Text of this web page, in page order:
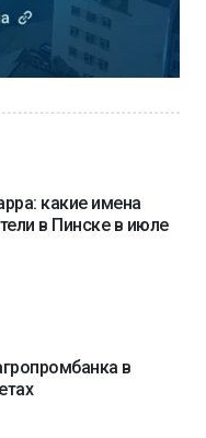
какие имена
в Пинске в июле
в